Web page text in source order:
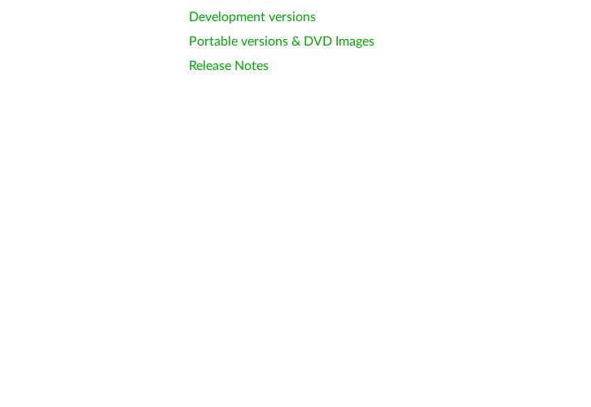
Development versions
Portable versions & DVD Images
Release Notes